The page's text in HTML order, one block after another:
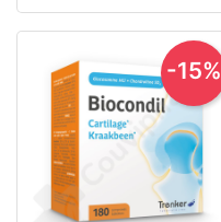
-15%